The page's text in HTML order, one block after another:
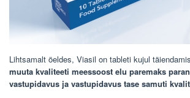
Lihtsamalt öeldes, Viasil on tableti kujul
muuta kvaliteeti meessoost elu paremaks
vastupidavus ja vastupidavus tase samuti